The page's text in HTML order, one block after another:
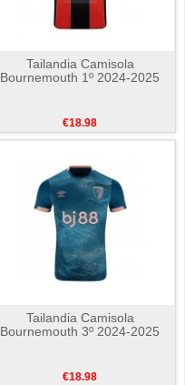
Tailandia Camisola
Bournemouth 1º 2024-2025
€18.98
Tailandia Camisola
Bournemouth 3º 2024-2025
€18.98